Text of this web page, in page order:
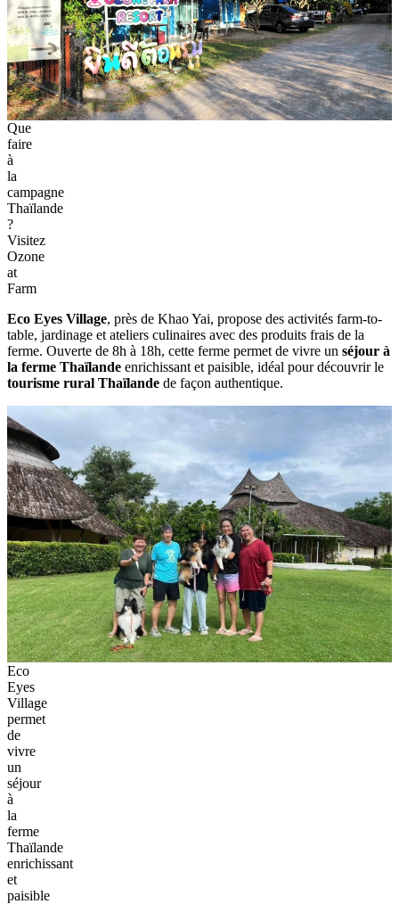
Que
faire
à
la
campagne
Thaïlande
?
Visitez
Ozone
at
Farm
Eco Eyes Village, près de Khao Yai, propose des activités farm-to-
table, jardinage et ateliers culinaires avec des produits frais de la
ferme. Ouverte de 8h à 18h, cette ferme permet de vivre un séjour à
la ferme Thaïlande enrichissant et paisible, idéal pour découvrir le
tourisme rural Thaïlande de façon authentique.
Eco
Eyes
Village
permet
de
vivre
un
séjour
à
la
ferme
Thaïlande
enrichissant
et
paisible